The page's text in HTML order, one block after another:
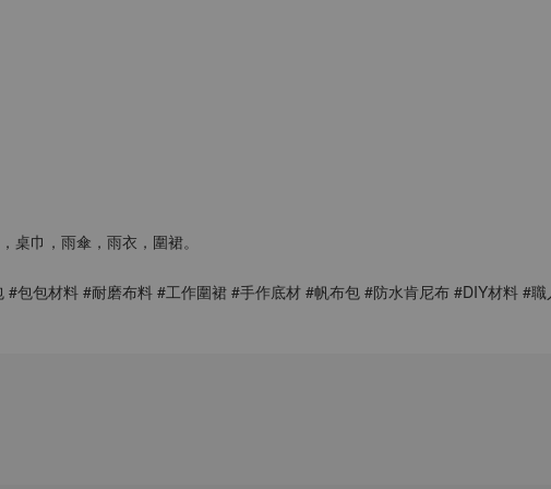
桌巾，雨傘，雨衣，圍裙。
包包材料 #耐磨布料 #工作圍裙 #手作底材 #帆布包 #防水肯尼布 #DIY材料 #職